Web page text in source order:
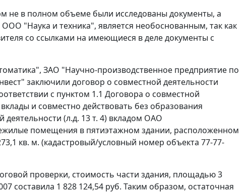
не в полном объеме были исследованы документы, а
"Наука и техника", является необоснованным, так как
со ссылками на имеющиеся в деле документы с
ЗАО "Научно-производственное предприятие по
заключили договор о совместной деятельности
с пунктом 1.1 Договора о совместной
и совместно действовать без образования
деятельности (л.д. 13 т. 4) вкладом ОАО
помещения в пятиэтажном здании, расположенном
кв. м. (кадастровый/условный номер объекта 77-77-
проверки, стоимость части здания, площадью 3
составила 1 828 124,54 руб. Таким образом, остаточная